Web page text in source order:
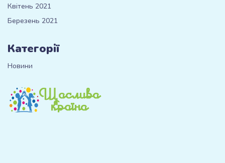
Квітень 2021
Березень 2021
Категорії
Новини